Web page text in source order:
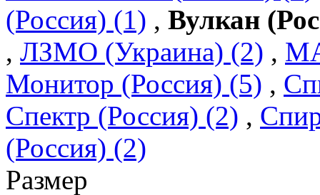
(Россия) (1) , Вулкан
, ЛЗМО (Украина) (2) ,
Монитор (Россия) (5) ,
Спектр (Россия) (2) ,
(Россия) (2)
Размер